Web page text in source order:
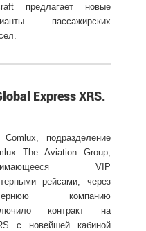
предлагает новые
пассажирских
Express XRS.
Comlux, подразделение
The Aviation Group,
VIP
рейсами, через
компанию
контракт на
c новейшей кабиной